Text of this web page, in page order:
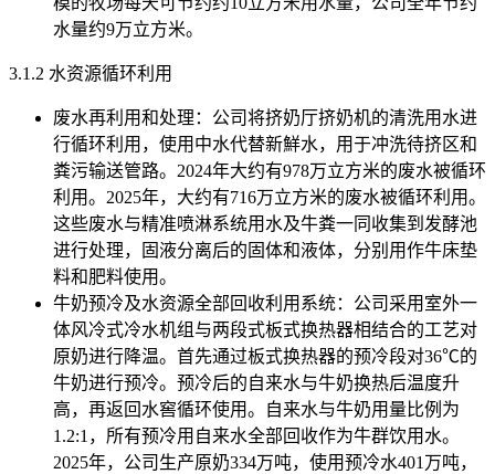
水量约9万立方米。
3.1.2 水资源循环利用
废水再利用和处理：公司将挤奶厅挤奶机的清洗用水进
行循环利用，使用中水代替新鮮水，用于冲洗待挤区和
粪污输送管路。2024年大约有978万立方米的废水被循环
利用。2025年，大约有716万立方米的废水被循环利用。
这些废水与精准喷淋系统用水及牛粪一同收集到发酵池
进行处理，固液分离后的固体和液体，分别用作牛床垫
料和肥料使用。
牛奶预冷及水资源全部回收利用系统：公司采用室外一
体风冷式冷水机组与两段式板式换热器相结合的工艺对
原奶进行降温。首先通过板式换热器的预冷段对36℃的
牛奶进行预冷。预冷后的自来水与牛奶换热后温度升
高，再返回水窖循环使用。自来水与牛奶用量比例为
1.2:1，所有预冷用自来水全部回收作为牛群饮用水。
2025年，公司生产原奶334万吨，使用预冷水401万吨，